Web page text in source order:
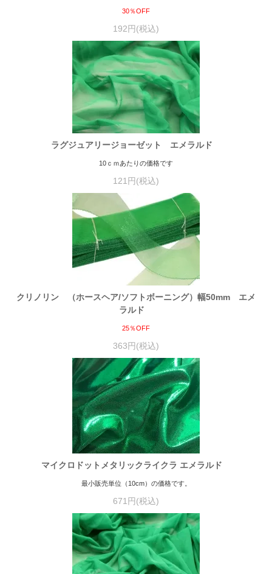
30％OFF
192円(税込)
ラグジュアリージョーゼット エメラルド
10ｃｍあたりの価格です
121円(税込)
クリノリン （ホースヘア/ソフトボーニング）幅50mm エメ
ラルド
25％OFF
363円(税込)
マイクロドットメタリックライクラ エメラルド
最小販売単位（10cm）の価格です。
671円(税込)